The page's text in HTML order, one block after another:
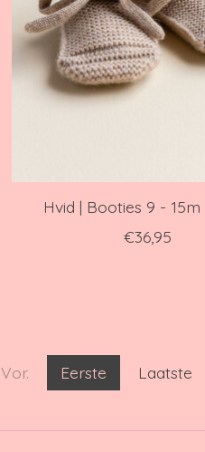
Hvid | Booties 9 - 15m
€36,95
Vor. Eerste Laatste